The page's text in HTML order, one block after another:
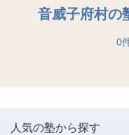
音威子府村の
0
人気の塾から探す